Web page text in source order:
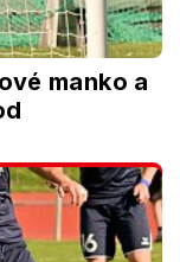
manko a